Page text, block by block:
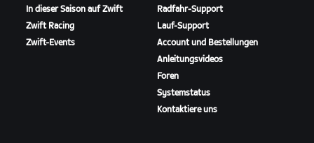
In dieser Saison auf Zwift
Zwift Racing
Zwift-Events
Radfahr-Support
Lauf-Support
Account und Bestellungen
Anleitungsvideos
Foren
Systemstatus
Kontaktiere uns